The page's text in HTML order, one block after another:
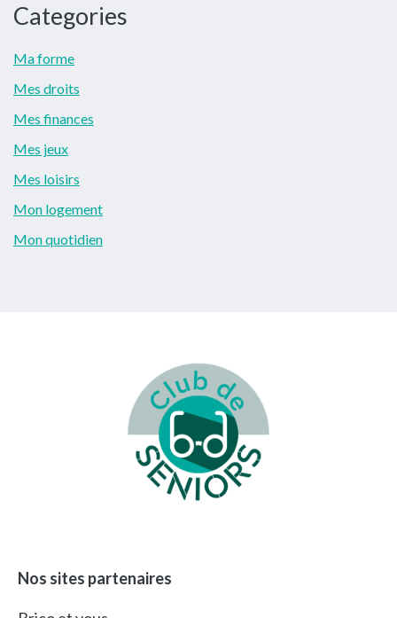
Categories
Ma forme
Mes droits
Mes finances
Mes jeux
Mes loisirs
Mon logement
Mon quotidien
Nos sites partenaires